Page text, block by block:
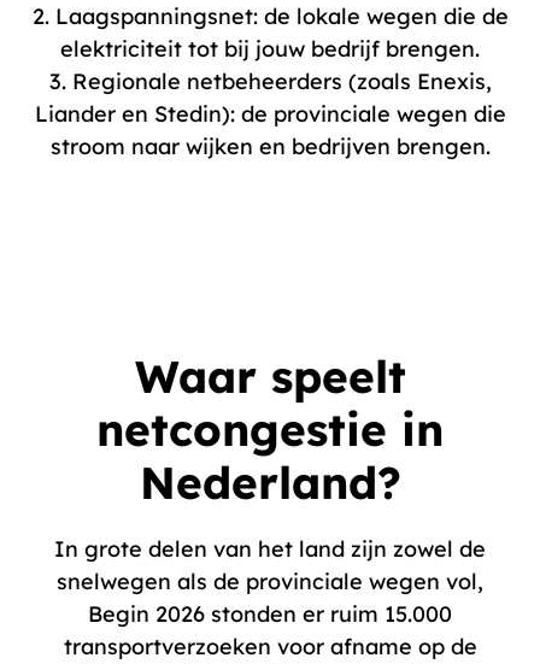
2. Laagspanningsnet: de lokale wegen die de
elektriciteit tot bij jouw bedrijf brengen.
3. Regionale netbeheerders (zoals Enexis,
Liander en Stedin): de provinciale wegen die
stroom naar wijken en bedrijven brengen.
Waar speelt
netcongestie in
Nederland?
In grote delen van het land zijn zowel de
snelwegen als de provinciale wegen vol,
Begin 2026 stonden er ruim 15.000
transportverzoeken voor afname op de